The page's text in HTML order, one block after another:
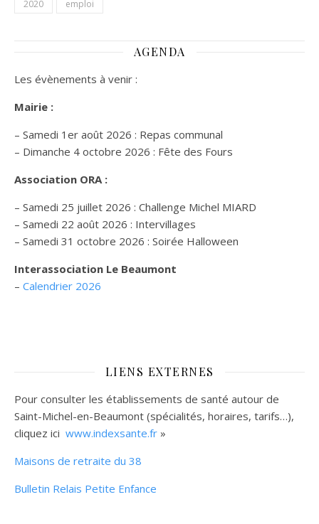
2020 emploi
AGENDA
Les évènements à venir :
Mairie :
– Samedi 1er août 2026 : Repas communal
– Dimanche 4 octobre 2026 : Fête des Fours
Association ORA :
– Samedi 25 juillet 2026 : Challenge Michel MIARD
– Samedi 22 août 2026 : Intervillages
– Samedi 31 octobre 2026 : Soirée Halloween
Interassociation Le Beaumont
– Calendrier 2026
LIENS EXTERNES
Pour consulter les établissements de santé autour de
Saint-Michel-en-Beaumont (spécialités, horaires, tarifs…),
cliquez ici www.indexsante.fr »
Maisons de retraite du 38
Bulletin Relais Petite Enfance